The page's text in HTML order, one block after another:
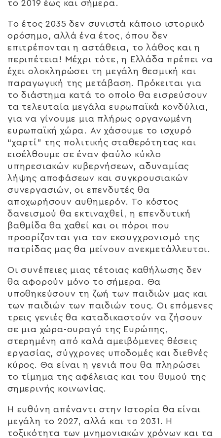
το 2019 έως και σήμερα.
Το έτος 2035 δεν συνιστά κάποιο ιστορικό
ορόσημο, αλλά ένα έτος, όπου δεν
επιτρέπονται η αστάθεια, το λάθος και η
περιπέτεια! Μέχρι τότε, η Ελλάδα πρέπει να
έχει ολοκληρώσει τη μεγάλη θεσμική και
παραγωγική της μετάβαση. Πρόκειται για
το διάστημα κατά το οποίο θα εισρεύσουν
τα τελευταία μεγάλα ευρωπαϊκά κονδύλια,
για να γίνουμε μια πλήρως οργανωμένη
ευρωπαϊκή χώρα. Αν χάσουμε το ισχυρό
“χαρτί” της πολιτικής σταθερότητας και
εισέλθουμε σε έναν φαύλο κύκλο
υπηρεσιακών κυβερνήσεων, αδυναμίας
λήψης αποφάσεων και συγκρουσιακών
συνεργασιών, οι επενδυτές θα
αποχωρήσουν αυθημερόν. Το κόστος
δανεισμού θα εκτιναχθεί, η επενδυτική
βαθμίδα θα χαθεί και οι πόροι που
προορίζονται για τον εκσυγχρονισμό της
πατρίδας μας θα μείνουν ανεκμετάλλευτοι.
Οι συνέπειες μιας τέτοιας καθήλωσης δεν
θα αφορούν μόνο το σήμερα. Θα
υποθηκεύσουν τη ζωή των παιδιών μας και
των παιδιών των παιδιών τους. Οι επόμενες
τρεις γενιές θα καταδικαστούν να ζήσουν
σε μια χώρα-ουραγό της Ευρώπης,
στερημένη από καλά αμειβόμενες θέσεις
εργασίας, σύγχρονες υποδομές και διεθνές
κύρος. Θα είναι η γενιά που θα πληρώσει
το τίμημα της αφέλειας και του θυμού της
σημερινής κοινωνίας.
Η ευθύνη απέναντι στην Ιστορία θα είναι
μεγάλη το 2027, αλλά και το 2031. Η
τοξικότητα των μνημονιακών χρόνων και τα